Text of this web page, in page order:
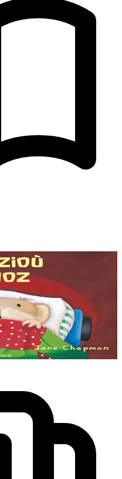
abalamour d'an holl drouzioù
hag o sutal ? Piv zo o